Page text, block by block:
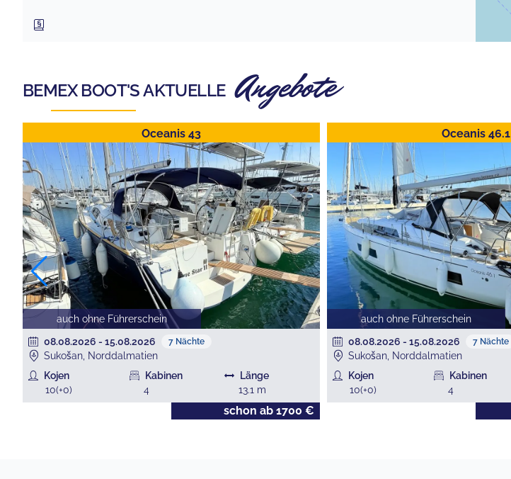
BEMEX BOOT'S AKTUELLE Angebote
Oceanis 43
auch ohne Führerschein
08.08.2026 - 15.08.2026 7 Nächte
Sukošan, Norddalmatien
Kojen
10(+0)
Kabinen
4
Länge
13.1 m
schon ab 1700 €
Oceanis 46.1
auch ohne Führerschein
08.08.2026 - 15.08.2026 7 Nächte
Sukošan, Norddalmatien
Kojen
10(+0)
Kabinen
4